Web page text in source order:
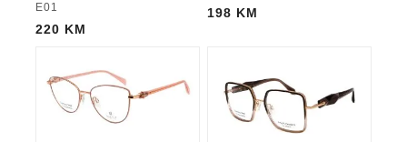
E01
220 KM
198 KM